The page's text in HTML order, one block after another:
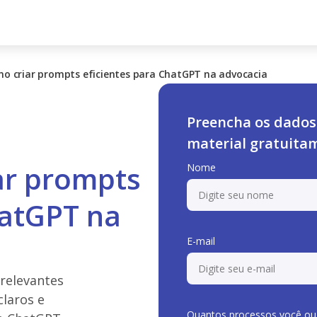
criar prompts eficientes para ChatGPT na advocacia
prompts
na
e
Preencha os
material
Nome
E-mail